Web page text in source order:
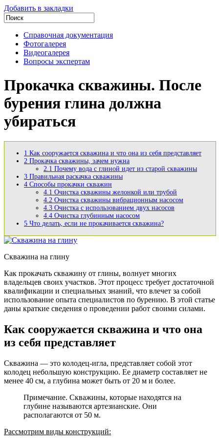
Добавить в закладки
Справочная документация
Фотогалерея
Видеогалерея
Вопросы экспертам
Прокачка скважины. После
бурения глина должна
убираться
1 Как сооружается скважина и что она из себя представляет
2 Прокачка скважины, зачем нужна
2.1 Почему вода с глиной идет из старой скважины
3 Правильная раскачка скважины
4 Способы прокачки скважин
4.1 Очистка скважины желонкой или трубой
4.2 Очистка скважины вибрационным насосом
4.3 Очистка с использованием двух насосов
4.4 Очистка глубинным насосом
5 Что делать, если не прокачивается скважина?
Скважина на глину
Как прокачать скважину от глины, волнует многих
владельцев своих участков. Этот процесс требует достаточной
квалификации и специальных знаний, что влечет за собой
использование опыта специалистов по бурению. В этой статье
даны краткие сведения о проведении работ своими силами.
Как сооружается скважина и что она
из себя представляет
Скважина — это колодец-игла, представляет собой этот
колодец небольшую конструкцию. Ее диаметр составляет не
менее 40 см, а глубина может быть от 20 м и более.
Примечание. Скважины, которые находятся на
глубине называются артезианские. Они
располагаются от 50 м.
Рассмотрим виды конструкций: